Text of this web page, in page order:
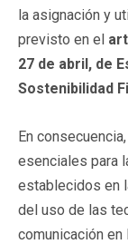
la asignación y
previsto en el
27 de abril, de
Sostenibilidad
En
esenciales para
establecidos en
del uso de las
comunicación